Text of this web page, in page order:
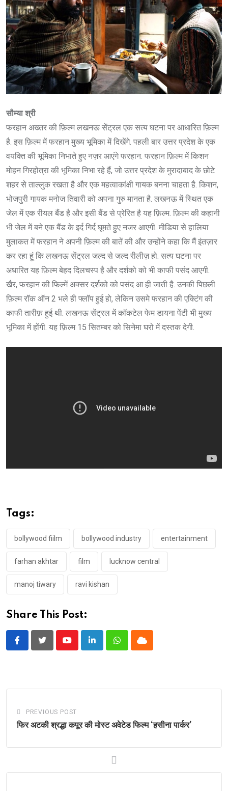
सौम्या श्री
फरहान अख्तर की फ़िल्म लखनऊ सेंट्रल एक सत्य घटना पर आधारित फ़िल्म
है. इस फ़िल्म में फरहान मुख्य भूमिका में दिखेंगे. पहली बार उत्तर प्रदेश के एक
वयक्ति की भूमिका निभाते हुए नज़र आएंगे फरहान. फरहान फ़िल्म में किशन
मोहन गिरहोत्रा की भूमिका निभा रहे हैं, जो उत्तर प्रदेश के मुरादाबाद के छोटे
शहर से ताल्लुक रखता है और एक महत्वाकांक्षी गायक बनना चाहता है. किशन,
भोजपुरी गायक मनोज तिवारी को अपना गुरु मानता है. लखनऊ में स्थित एक
जेल में एक रीयल बैंड है और इसी बैंड से प्रेरित है यह फ़िल्म. फ़िल्म की कहानी
भी जेल में बने एक बैंड के इर्द गिर्द घूमते हुए नजर आएगी. मीडिया से हालिया
मुलाकत में फरहान ने अपनी फ़िल्म की बातें की और उन्होंने कहा कि मैं इंतज़ार
कर रहा हूं कि लखनऊ सेंट्रल जल्द से जल्द रीलीज़ हो. सत्य घटना पर
अधारित यह फ़िल्म बेहद दिलचस्प है और दर्शको को भी काफी पसंद आएगी.
खैर, फरहान की फिल्में अक्सर दर्शको को पसंद आ ही जाती है. उनकी पिछली
फ़िल्म रॉक ऑन 2 भले ही फ्लॉप हुई हो, लेकिन उसमे फरहान की एक्टिंग की
काफी तारीफ़ हुई थी. लखनऊ सेंट्रल में कॉकटेल फेम डायना पेंटी भी मुख्य
भूमिका में होंगी. यह फ़िल्म 15 सितम्बर को सिनेमा घरो में दस्तक देगी.
Tags:
bollywood fiilm bollywood industry entertainment
farhan akhtar film lucknow central
manoj tiwary ravi kishan
Share This Post:
YoutubeLinkedInWhatsappCloud
PREVIOUS POST
फिर अटकी श्रद्धा कपूर की मोस्ट अवेटेड फिल्म ‘हसीना पार्कर’